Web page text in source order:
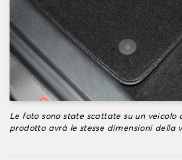
Le foto sono state scattate su un veicolo
prodotto avrà le stesse dimensioni della